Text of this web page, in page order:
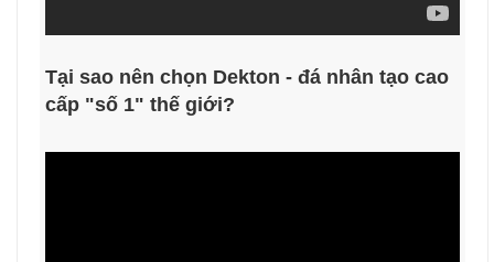
Tại sao nên chọn Dekton - đá nhân tạo cao
cấp "số 1" thế giới?